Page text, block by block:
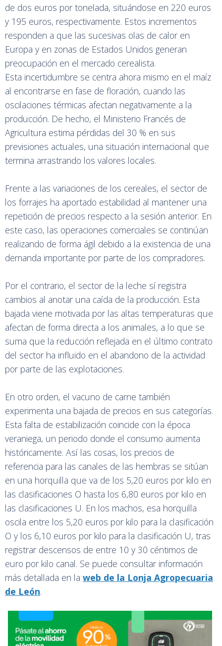
de dos euros por tonelada, situándose en 220 euros
y 195 euros, respectivamente. Estos incrementos
responden a que las sucesivas olas de calor en
Europa y en zonas de Estados Unidos generan
preocupación en el mercado cerealista.
Esta incertidumbre se centra ahora mismo en el maíz
al encontrarse en fase de floración, cuando las
oscilaciones térmicas afectan negativamente a la
producción. De hecho, el Ministerio Francés de
Agricultura estima pérdidas del 30 % en sus
previsiones actuales, una situación internacional que
termina arrastrando los valores locales.
Frente a las variaciones de los cereales, el sector de
los forrajes ha aportado estabilidad al mantener una
repetición de precios respecto a la sesión anterior. En
este caso, las operaciones comerciales se continúan
realizando de forma ágil debido a la existencia de una
demanda importante por parte de los compradores.
Por el contrario, el sector de la leche sí registra
cambios al anotar una caída de la producción. Esta
bajada viene motivada por las altas temperaturas que
afectan de forma directa a los animales, a lo que se
suma que la reducción reflejada en el último contrato
del sector ha influido en el abandono de la actividad
por parte de las explotaciones.
En otro orden, el vacuno de carne también
experimenta una bajada de precios en sus categorías.
Esta falta de estabilización coincide con la época
veraniega, un periodo donde el consumo aumenta
históricamente. Así las cosas, los precios de
referencia para las canales de las hembras se sitúan
en una horquilla que va de los 5,20 euros por kilo en
las clasificaciones O hasta los 6,80 euros por kilo en
las clasificaciones U. En los machos, esa horquilla
oscila entre los 5,20 euros por kilo para la clasificación
O y los 6,10 euros por kilo para la clasificación U, tras
registrar descensos de entre 10 y 30 céntimos de
euro por kilo canal. Se puede consultar información
más detallada en la web de la Lonja Agropecuaria
de León.